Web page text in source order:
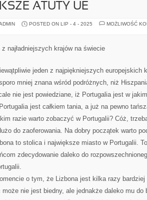
ATUTY UE
POSTED ON LIP - 4 - 2025
MOŻLIWOŚĆ
z najładniejszych krajów na świecie
jeden z najpiękniejszych europejskich
mniej znana wśród podróżnych, niż
nie jest powiedziane, iż Portugalia jest w
jest całkiem tania, a już na pewno
razie warto zobaczyć w Portugalii? Cóż,
do zaoferowania. Na dobry początek warto
to stolica i największe miasto w Portugalii.
zdecydowanie daleko do
o tym, że Lizbona jest kilka razy
nie jest biedny, ale jednakże daleko mu do